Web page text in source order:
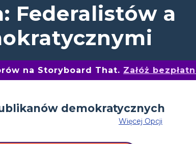
Federalistów a
na Storyboard That. Załóż
Więcej Opcji